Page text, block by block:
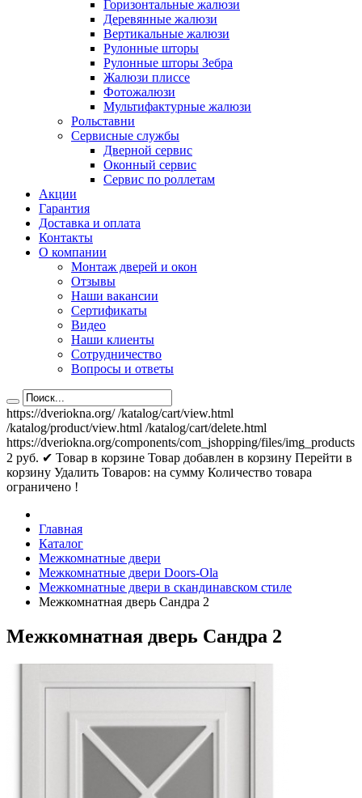
Горизонтальные жалюзи
Деревянные жалюзи
Вертикальные жалюзи
Рулонные шторы
Рулонные шторы Зебра
Жалюзи плиссе
Фотожалюзи
Мультифактурные жалюзи
Рольставни
Сервисные службы
Дверной сервис
Оконный сервис
Сервис по роллетам
Акции
Гарантия
Доставка и оплата
Контакты
О компании
Монтаж дверей и окон
Отзывы
Наши вакансии
Сертификаты
Видео
Наши клиенты
Сотрудничество
Вопросы и ответы
https://dveriokna.org/ /katalog/cart/view.html
/katalog/product/view.html /katalog/cart/delete.html
https://dveriokna.org/components/com_jshopping/files/img_products
2 руб. ✔ Товар в корзине Товар добавлен в корзину Перейти в
корзину Удалить Товаров: на сумму Количество товара
ограничено !
Главная
Каталог
Межкомнатные двери
Межкомнатные двери Doors-Ola
Межкомнатные двери в скандинавском стиле
Межкомнатная дверь Сандра 2
Межкомнатная дверь Сандра 2